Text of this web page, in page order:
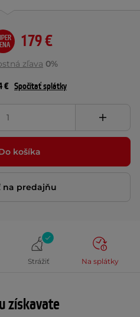
179 €
zľava 0%
€ Spočítať splátky
košíka
na predajňu
Strážiť Na splátky
získavate